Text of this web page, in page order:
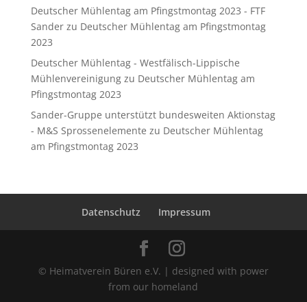
Deutscher Mühlentag am Pfingstmontag 2023 - FTF
Sanderzu Deutscher Mühlentag am Pfingstmontag
2023
Deutscher Mühlentag - Westfälisch-Lippische
Mühlenvereinigungzu Deutscher Mühlentag am
Pfingstmontag 2023
Sander-Gruppe unterstützt bundesweiten Aktionstag
- M&S Sprossenelemente zu Deutscher Mühlentag
am Pfingstmontag 2023
Datenschutz Impressum
© Heimatverein Büren e.V. | designed with power
from our homeland